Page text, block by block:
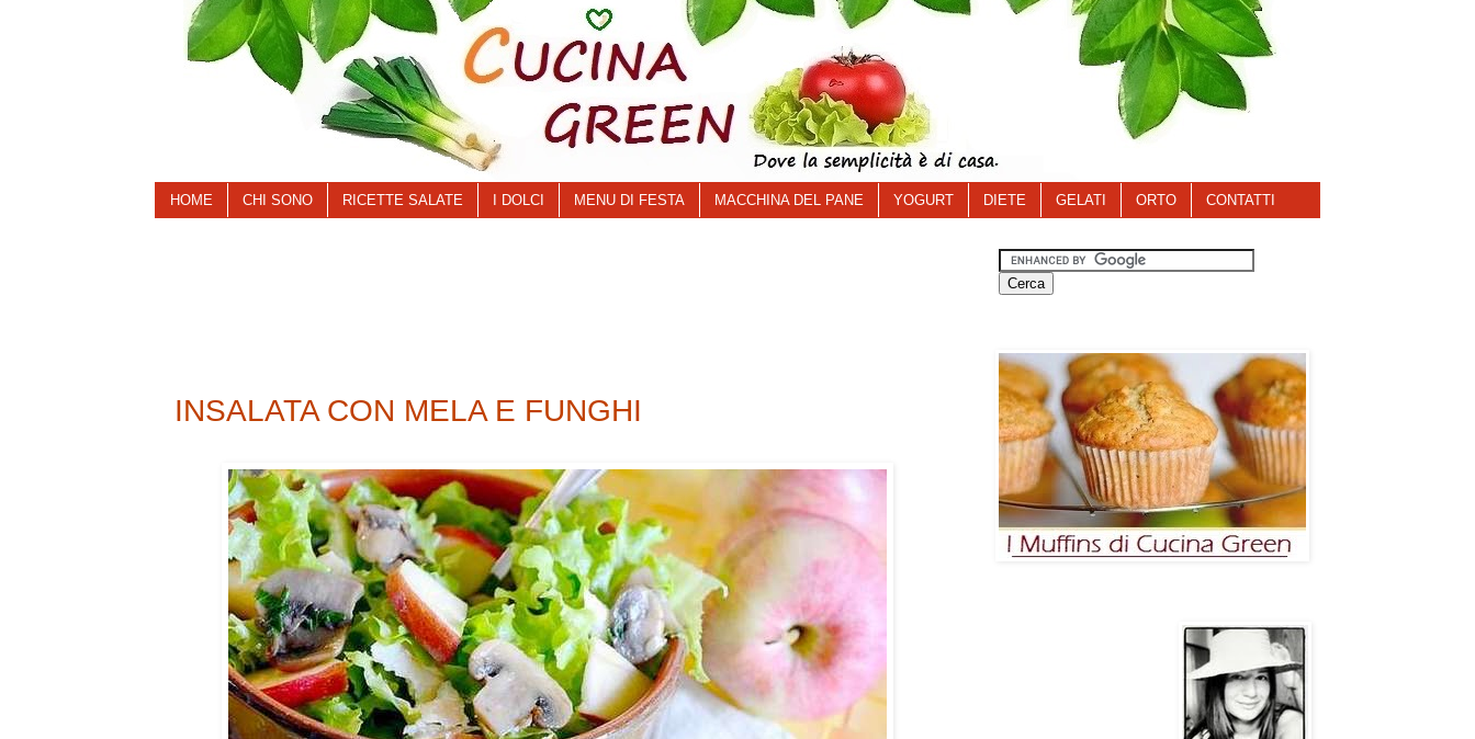
HOME CHI SONO RICETTE SALATE I DOLCI MENU DI FESTA MACCHINA DEL PANE YOGURT DIETE GELATI ORTO CONTATTI
INSALATA CON MELA E FUNGHI